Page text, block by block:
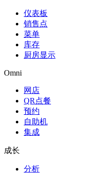
仪表板
销售点
菜单
库存
厨房显示
Omni
网店
QR点餐
预约
自助机
集成
成长
分析